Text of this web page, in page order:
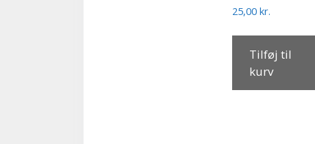
25,00kr.
Tilføj til
kurv